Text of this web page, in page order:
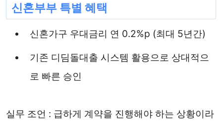
신혼부부 특별 혜택
신혼가구 우대금리 연 0.2%p (최대 5년간)
기존 디딤돌대출 시스템 활용으로 상대적으
로 빠른 승인
실무 조언 : 급하게 계약을 진행해야 하는 상황이라